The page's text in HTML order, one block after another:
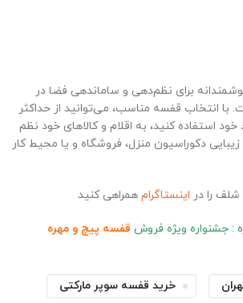
برای نظم‌دهی و ساماندهی فضا در
انتخاب قفسه مناسب، می‌توانید از حداکثر
استفاده کنید، به اقلام و کالاهای خود نظم
دکوراسیون منزل، فروشگاه و یا محیط کار
را در اینستاگرام همراهی کنید
: جشنواره ویژه فروش قفسه پیچ و مهره
خرید قفسه سوپر مارکتی